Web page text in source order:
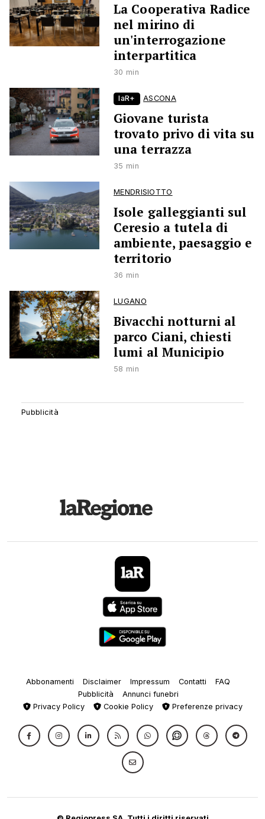
La Cooperativa Radice
nel mirino di
un'interrogazione
interpartitica
30 min
laR+ ASCONA
Giovane turista
trovato privo di vita su
una terrazza
35 min
MENDRISIOTTO
Isole galleggianti sul
Ceresio a tutela di
ambiente, paesaggio e
territorio
36 min
LUGANO
Bivacchi notturni al
parco Ciani, chiesti
lumi al Municipio
58 min
Abbonamenti Disclaimer Impressum Contatti
FAQ
Pubblicità
Annunci funebri
Privacy Policy
Cookie Policy Preferenze privacy